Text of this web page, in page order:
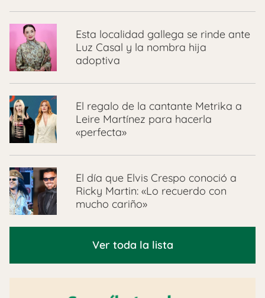
Esta localidad gallega se rinde ante
Luz Casal y la nombra hija
adoptiva
El regalo de la cantante Metrika a
Leire Martínez para hacerla
«perfecta»
El día que Elvis Crespo conoció a
Ricky Martin: «Lo recuerdo con
mucho cariño»
Ver toda la lista